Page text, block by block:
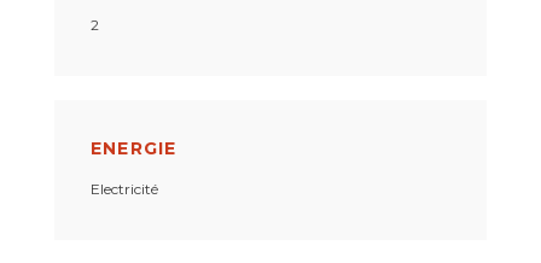
2
ENERGIE
Electricité